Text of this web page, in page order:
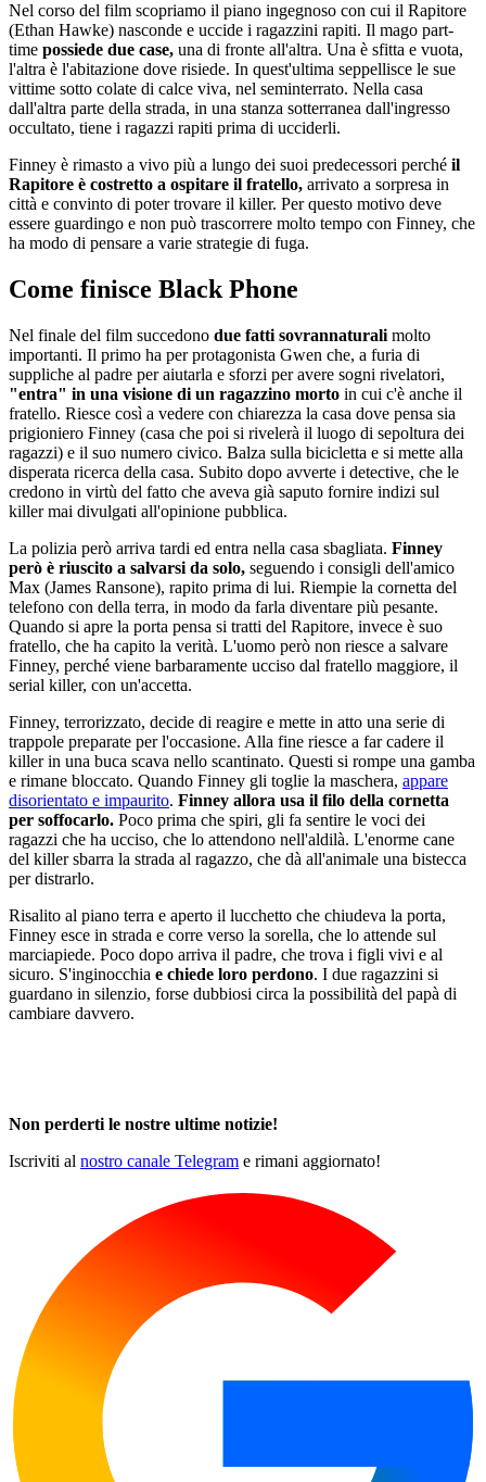
Nel corso del film scopriamo il piano ingegnoso con cui il Rapitore
(Ethan Hawke) nasconde e uccide i ragazzini rapiti. Il mago part-
time possiede due case, una di fronte all'altra. Una è sfitta e vuota,
l'altra è l'abitazione dove risiede. In quest'ultima seppellisce le sue
vittime sotto colate di calce viva, nel seminterrato. Nella casa
dall'altra parte della strada, in una stanza sotterranea dall'ingresso
occultato, tiene i ragazzi rapiti prima di ucciderli.
Finney è rimasto a vivo più a lungo dei suoi predecessori perché il
Rapitore è costretto a ospitare il fratello, arrivato a sorpresa in
città e convinto di poter trovare il killer. Per questo motivo deve
essere guardingo e non può trascorrere molto tempo con Finney, che
ha modo di pensare a varie strategie di fuga.
Come finisce Black Phone
Nel finale del film succedono due fatti sovrannaturali molto
importanti. Il primo ha per protagonista Gwen che, a furia di
suppliche al padre per aiutarla e sforzi per avere sogni rivelatori,
"entra" in una visione di un ragazzino morto in cui c'è anche il
fratello. Riesce così a vedere con chiarezza la casa dove pensa sia
prigioniero Finney (casa che poi si rivelerà il luogo di sepoltura dei
ragazzi) e il suo numero civico. Balza sulla bicicletta e si mette alla
disperata ricerca della casa. Subito dopo avverte i detective, che le
credono in virtù del fatto che aveva già saputo fornire indizi sul
killer mai divulgati all'opinione pubblica.
La polizia però arriva tardi ed entra nella casa sbagliata. Finney
però è riuscito a salvarsi da solo, seguendo i consigli dell'amico
Max (James Ransone), rapito prima di lui. Riempie la cornetta del
telefono con della terra, in modo da farla diventare più pesante.
Quando si apre la porta pensa si tratti del Rapitore, invece è suo
fratello, che ha capito la verità. L'uomo però non riesce a salvare
Finney, perché viene barbaramente ucciso dal fratello maggiore, il
serial killer, con un'accetta.
Finney, terrorizzato, decide di reagire e mette in atto una serie di
trappole preparate per l'occasione. Alla fine riesce a far cadere il
killer in una buca scava nello scantinato. Questi si rompe una gamba
e rimane bloccato. Quando Finney gli toglie la maschera, appare
disorientato e impaurito. Finney allora usa il filo della cornetta
per soffocarlo. Poco prima che spiri, gli fa sentire le voci dei
ragazzi che ha ucciso, che lo attendono nell'aldilà. L'enorme cane
del killer sbarra la strada al ragazzo, che dà all'animale una bistecca
per distrarlo.
Risalito al piano terra e aperto il lucchetto che chiudeva la porta,
Finney esce in strada e corre verso la sorella, che lo attende sul
marciapiede. Poco dopo arriva il padre, che trova i figli vivi e al
sicuro. S'inginocchia e chiede loro perdono. I due ragazzini si
guardano in silenzio, forse dubbiosi circa la possibilità del papà di
cambiare davvero.
Non perderti le nostre ultime notizie!
Iscriviti al nostro canale Telegram e rimani aggiornato!